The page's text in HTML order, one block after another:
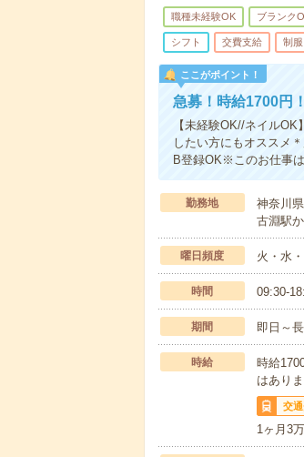
職種未経験OK ブランク
シフト 交費支給 制服
ここがポイント！
急募！時給1700円
【未経験OK//ネイル
したい方にもオススメ
B登録OK※このお仕事
勤務地 神奈川県
古淵駅
曜日頻度 火・水
時間 09:30-
期間 即日～
時給
時給
はあり
交
1ヶ月3